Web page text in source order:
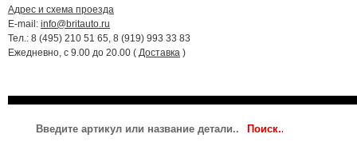
Адрес и схема проезда
E-mail: info@britauto.ru
Тел.: 8 (495) 210 51 65, 8 (919) 993 33 83
Ежедневно, с 9.00 до 20.00 ( Доставка )